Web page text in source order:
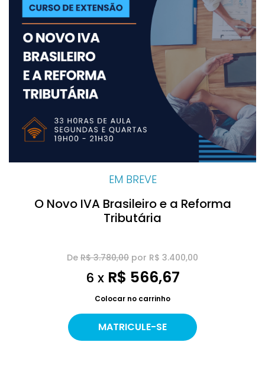
EM BREVE
O Novo IVA Brasileiro e a Reforma
Tributária
De R$ 3.780,00 por R$ 3.400,00
6 x R$ 566,67
Colocar no carrinho
MATRICULE-SE